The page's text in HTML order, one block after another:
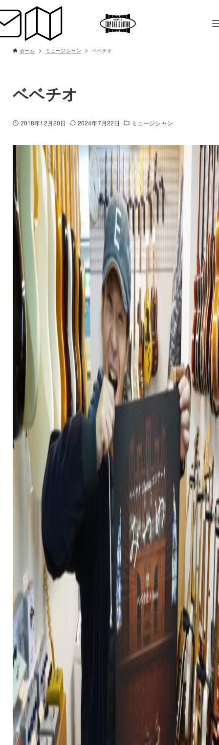
ホーム ミュージシャン ベベチオ
ベベチオ
2018年12月20日 2024年7月22日 ミュージシャン